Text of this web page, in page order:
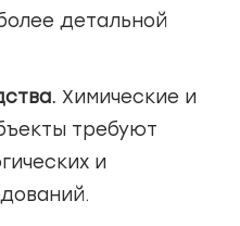
детальной
Химические и
требуют
и